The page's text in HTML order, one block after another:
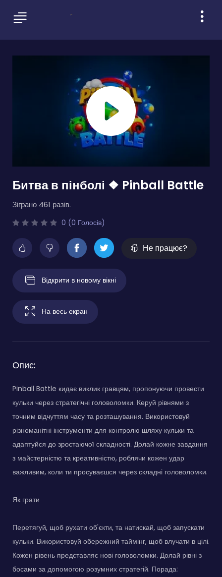
Битва в пінболі ❖ Pinball Battle
Зіграно 461 разів.
0 (0 Голосів)
Не працює?
Відкрити в новому вікні
На весь екран
Опис:
Pinball Battle кидає виклик гравцям, пропонуючи провести
кульки через стратегічні головоломки. Керуй рівнями з
точним відчуттям часу та розташування. Використовуй
різноманітні інструменти для контролю шляху кульки та
адаптуйся до зростаючої складності. Долай кожне завдання
з майстерністю та креативністю, роблячи кожен удар
важливим, коли ти просуваєшся через складні головоломки.
Як грати
Перетягуй, щоб рухати об'єкти, та натискай, щоб запускати
кульки. Використовуй обережний таймінг, щоб влучати в цілі.
Кожен рівень представляє нові головоломки. Долай рівні з
босами за допомогою розумних стратегій. Порада: